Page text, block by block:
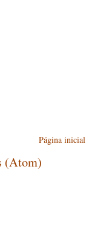
Página inicial
(Atom)